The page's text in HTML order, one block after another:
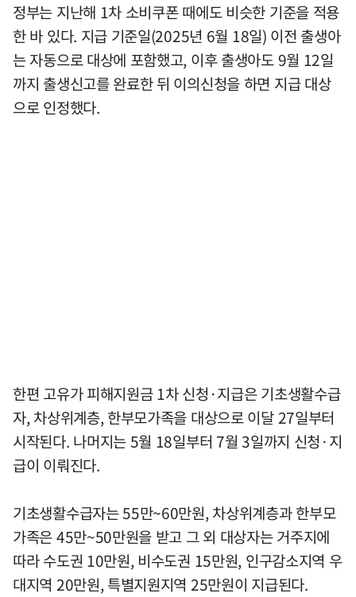
정부는 지난해 1차 소비쿠폰 때에도 비슷한 기준을 적용
한 바 있다. 지급 기준일(2025년 6월 18일) 이전 출생아
는 자동으로 대상에 포함했고, 이후 출생아도 9월 12일
까지 출생신고를 완료한 뒤 이의신청을 하면 지급 대상
으로 인정했다.
한편 고유가 피해지원금 1차 신청·지급은 기초생활수급
자, 차상위계층, 한부모가족을 대상으로 이달 27일부터
시작된다. 나머지는 5월 18일부터 7월 3일까지 신청·지
급이 이뤄진다.
기초생활수급자는 55만~60만원, 차상위계층과 한부모
가족은 45만~50만원을 받고 그 외 대상자는 거주지에
따라 수도권 10만원, 비수도권 15만원, 인구감소지역 우
대지역 20만원, 특별지원지역 25만원이 지급된다.